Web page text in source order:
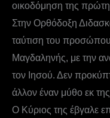
οικοδόμηση της
Στην Ορθόδοξη
ταύτιση του
Μαγδαληνής, με την
τον Ιησού. Δεν
άλλον έναν μύθο εκ
Ο Κύριος της έβγαλε